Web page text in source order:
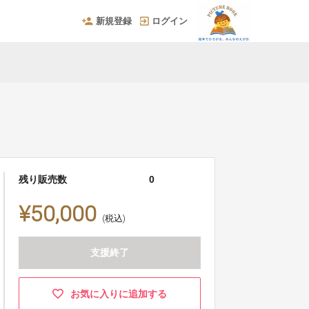
新規登録 ログイン
残り販売数 0
¥50,000 (税込)
支援終了
お気に入りに追加する